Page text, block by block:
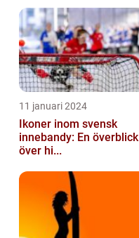
11 januari 2024
Ikoner inom svensk
innebandy: En överblick
över hi...